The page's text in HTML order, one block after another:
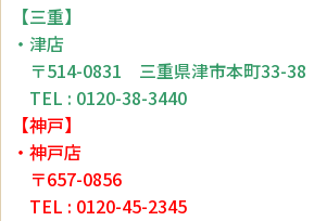
【三重】
・津店
〒514-0831 三重県津市本町33-38
TEL : 0120-38-3440
【神戸】
・神戸店
〒657-0856
TEL : 0120-45-2345